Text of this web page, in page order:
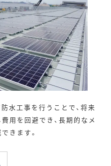
水工事を行うことで、将来
用を回避でき、長期的なメ
きます。